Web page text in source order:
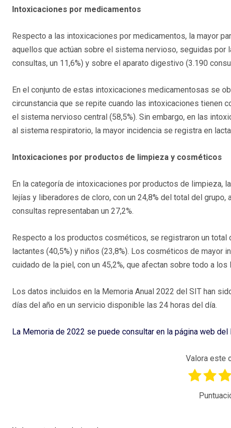
Intoxicaciones por medicamentos
Respecto a las intoxicaciones por medicamentos, la mayor
aquellos que actúan sobre el sistema nervioso, seguidas por
consultas, un 11,6%) y sobre el aparato digestivo (3.190
En el conjunto de estas intoxicaciones medicamentosas se
circunstancia que se repite cuando las intoxicaciones tienen
el sistema nervioso central (58,5%). Sin embargo, en las
al sistema respiratorio, la mayor incidencia se registra en
Intoxicaciones por productos de limpieza y cosméticos
En la categoría de intoxicaciones por productos de limpieza,
lejías y liberadores de cloro, con un 24,8% del total del
consultas representaban un 27,2%.
Respecto a los productos cosméticos, se registraron un
lactantes (40,5%) y niños (23,8%). Los cosméticos de
cuidado de la piel, con un 45,2%, que afectan sobre todo a los
Los datos incluidos en la Memoria Anual 2022 del SIT han
días del año en un servicio disponible las 24 horas del día.
La Memoria de 2022 se puede consultar en la página web
Valora este